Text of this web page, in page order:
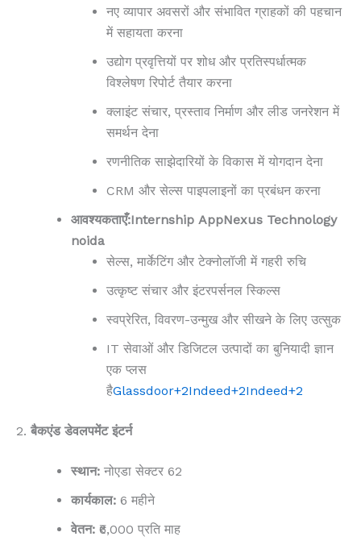
नए व्यापार अवसरों और संभावित ग्राहकों की पहचान
में सहायता करना
उद्योग प्रवृत्तियों पर शोध और प्रतिस्पर्धात्मक
विश्लेषण रिपोर्ट तैयार करना
क्लाइंट संचार, प्रस्ताव निर्माण और लीड जनरेशन में
समर्थन देना
रणनीतिक साझेदारियों के विकास में योगदान देना
CRM और सेल्स पाइपलाइनों का प्रबंधन करना
आवश्यकताएँ:Internship AppNexus Technology
noida
सेल्स, मार्केटिंग और टेक्नोलॉजी में गहरी रुचि
उत्कृष्ट संचार और इंटरपर्सनल स्किल्स
स्वप्रेरित, विवरण-उन्मुख और सीखने के लिए उत्सुक
IT सेवाओं और डिजिटल उत्पादों का बुनियादी ज्ञान
एक प्लस
हैGlassdoor+2Indeed+2Indeed+2
2. बैकएंड डेवलपमेंट इंटर्न
स्थान: नोएडा सेक्टर 62
कार्यकाल: 6 महीने
वेतन: ₹6,000 प्रति माह